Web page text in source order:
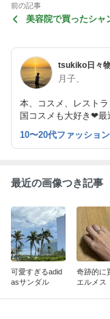
前の記事
美容院で買ったシャ
tsukiko日々
月子、
本、コスメ、レスト
国コスメも大好き❤最
10〜20代ファッショ
最近の画像つき記事
可愛すぎるadid
asサンダル
奇跡的に
エルメス